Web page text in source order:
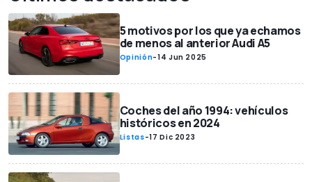
5 motivos por los que ya echamos
de menos al anterior Audi A5
Opinión-14 Jun 2025
Coches del año 1994: vehículos
históricos en 2024
Listas-17 Dic 2023